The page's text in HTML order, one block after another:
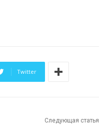
Twitter
Следующая статья